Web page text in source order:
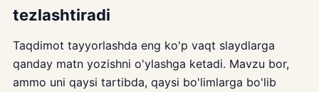
tezlashtiradi
Taqdimot tayyorlashda eng ko'p vaqt slaydlarga
qanday matn yozishni o'ylashga ketadi. Mavzu bor,
ammo uni qaysi tartibda, qaysi bo'limlarga bo'lib